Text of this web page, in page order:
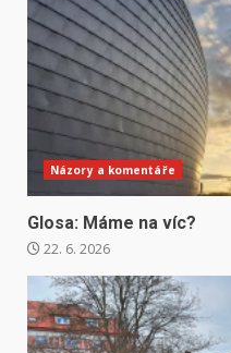
Názory a komentáře
Glosa: Máme na víc?
22. 6. 2026